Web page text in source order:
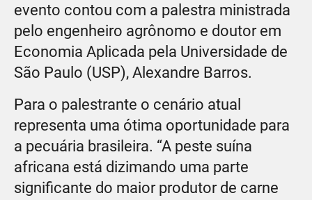
evento contou com a palestra ministrada
pelo engenheiro agrônomo e doutor em
Economia Aplicada pela Universidade de
São Paulo (USP), Alexandre Barros.
Para o palestrante o cenário atual
representa uma ótima oportunidade para
a pecuária brasileira. “A peste suína
africana está dizimando uma parte
significante do maior produtor de carne